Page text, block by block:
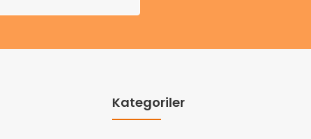
Kategoriler